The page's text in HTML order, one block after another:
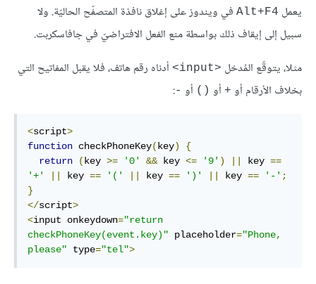
يعمل Alt+F4 في ويندوز على إغلاق نافذة المتصفّح الحاليّة. ولا
سبيل إلى إيقاف ذلك بواسطة منع الفعل الافتراضيّ في جافاسكربت.
مثلا، يتوقّع المُدخل <input>
أدناه رقم هاتف، فلا يقبل المفاتيح التي
بخلاف اﻷرقام أو + أو () أو -
:
<script>
function checkPhoneKey(key)
{
return
(key >= '0' && key <= '9' ) || key ==
'+'
|| key == '(' || key == ')' || key == '-' ;
}
</script>
<input onkeydown="return
checkPhoneKey(event.key)" placeholder="Phone,
please" type="tel">